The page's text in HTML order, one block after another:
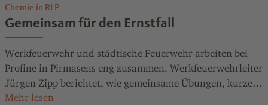
Chemie in RLP
Gemeinsam für den Ernstfall
Werkfeuerwehr und städtische Feuerwehr arbeiten bei
Profine in Pirmasens eng zusammen. Werkfeuerwehrleiter
Jürgen Zipp berichtet, wie gemeinsame Übungen, kurze
Wege und eingespielte Abläufe dazu beitragen, für